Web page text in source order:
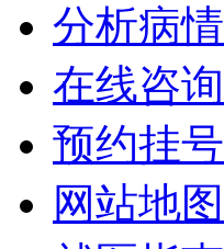
分析病情
在线咨询
预约挂号
网站地图